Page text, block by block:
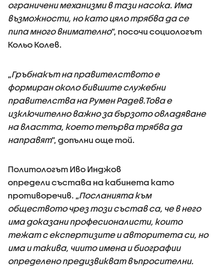
ограничени механизми в тази насока. Има
възможности, но като цяло трябва да се
пипа много внимателно”, посочи социологът
Кольо Колев.
„Гръбнакът на правителството е
формиран около бившите служебни
правителства на Румен Радев.Това е
изключително важно за бързото овладяване
на властта, което тепърва трябва да
направят”, допълни още той.
Политологът Иво Инджов
определи състава на кабинета като
противоречив. „Посланията към
обществото чрез този състав са, че в него
има доказани професионалисти, които
тежат с експертизите и авторитета си, но
има и такива, чиито имена и биографии
определено предизвикват въпросителни.